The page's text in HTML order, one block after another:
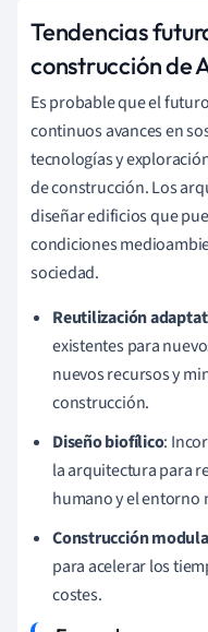
Tendencias
construcción de
Es probable que el
continuos avances en
tecnologías y
de construcción. Los
diseñar edificios que
condiciones
sociedad.
Reutilización
existentes para
nuevos recursos y
construcción.
Diseño biofílico:
la arquitectura para
humano y el entorno
Construcción
para acelerar los
costes.